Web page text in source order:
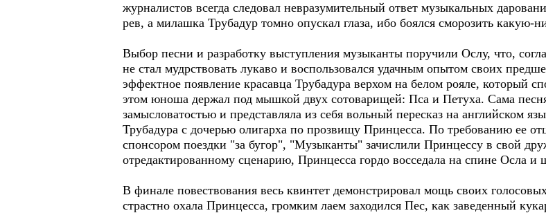
журналистов всегда следовал невразумительный ответ музыкальных
рев, а милашка Трубадур томно опускал глаза, ибо боялся сморозить какую-
Выбор песни и разработку выступления музыканты поручили Ослу, что,
не стал мудрствовать лукаво и воспользовался удачным опытом своих
эффектное появление красавца Трубадура верхом на белом рояле, который
этом юноша держал под мышкой двух сотоварищей: Пса и Петуха. Сама
замысловатостью и представляла из себя вольный пересказ на английском
Трубадура с дочерью олигарха по прозвищу Принцесса. По требованию ее
спонсором поездки "за бугор", "Музыканты" зачислили Принцессу в свой
отредактированному сценарию, Принцесса гордо восседала на спине Осла
В финале повествования весь квинтет демонстрировал мощь своих
страстно охала Принцесса, громким лаем заходился Пес, как заведенный